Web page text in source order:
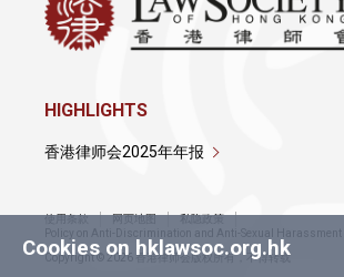
Cookies on hklawsoc.org.hk
HIGHLIGHTS
香港律师会2025年年报
使用条款 网页地图
私隐政策
Policy on Anti-Discrimination and Anti-Sexual Harassment
Copyright © 2026 香港律师会版权所有，不得转载